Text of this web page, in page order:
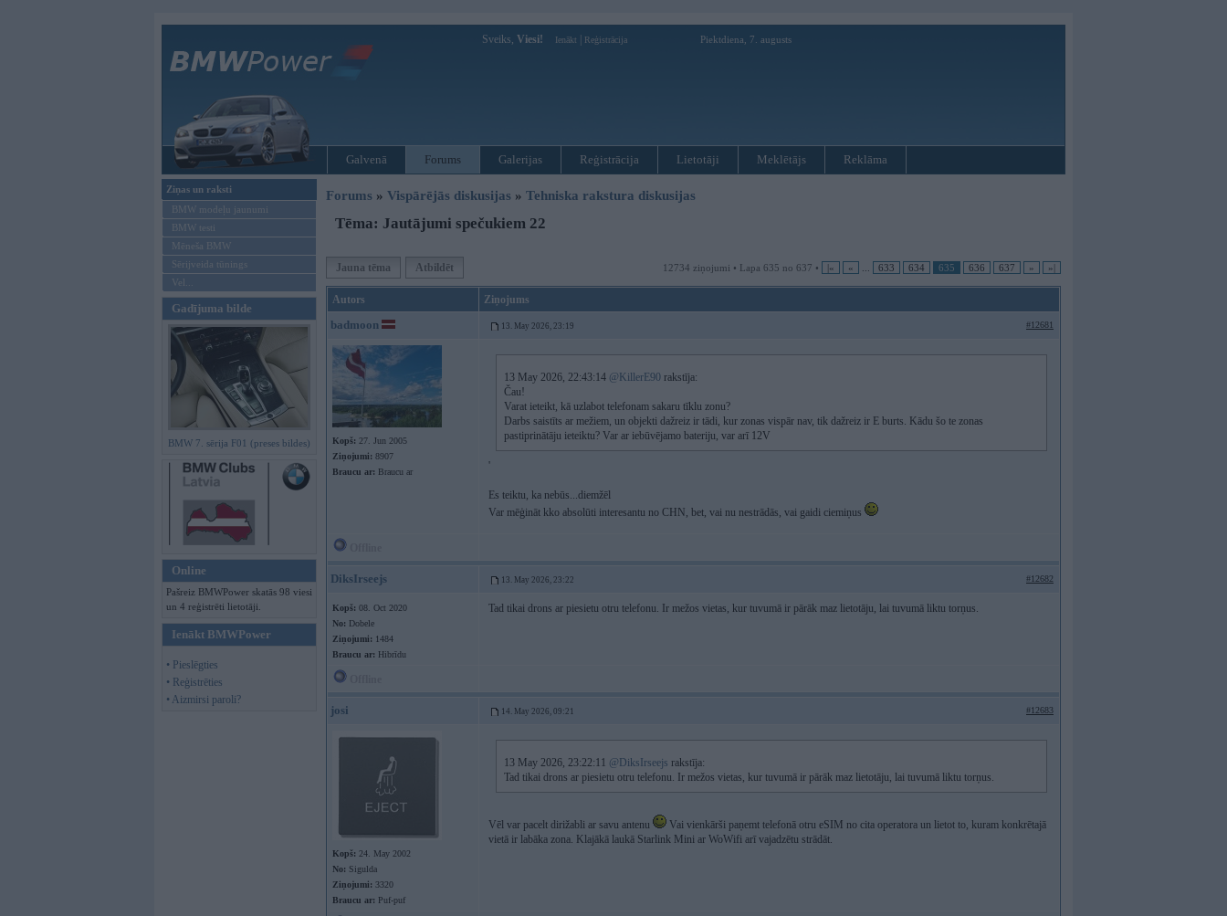
Sveiks, Viesi! Ienākt Reģistrācija Piektdiena, 7. augusts
Galvenā Forums Galerijas Reģistrācija Lietotāji Meklētājs Reklāma
Ziņas un raksti
BMW modeļu jaunumi
BMW testi
Mēneša BMW
Sērijveida tūnings
Vel...
Gadījuma bilde
BMW 7. sērija F01 (preses bildes)
Online
Pašreiz BMWPower skatās 98 viesi
un 4 reģistrēti lietotāji.
Ienākt BMWPower
• Pieslēgties
• Reģistrēties
• Aizmirsi paroli?
Forums » Vispārējās diskusijas » Tehniska rakstura diskusijas
Tēma: Jautājumi spečukiem 22
Jauna tēma Atbildēt 12734 ziņojumi • Lapa 635 no 637 • |« « 633 634 635 636 637 » »|
Autors Ziņojums
badmoon 13. May 2026, 23:19 #12681
Kopš: 27. Jun 2005
Ziņojumi: 8907
Braucu ar: Braucu ar
13 May 2026, 22:43:14 @KillerE90 rakstīja:
Čau!
Varat ieteikt, kā uzlabot telefonam sakaru tīklu zonu?
Darbs saistīts ar mežiem, un objekti dažreiz ir tādi, kur zonas vispār nav, tik dažreiz ir E burts. Kādu šo te zonas
pastiprinātāju ieteiktu? Var ar iebūvējamo bateriju, var arī 12V
'
Es teiktu, ka nebūs...diemžēl
Var mēģināt kko absolūti interesantu no CHN, bet, vai nu nestrādās, vai gaidi ciemiņus
DiksIrseejs 13. May 2026, 23:22 #12682
Kopš: 08. Oct 2020
No: Dobele
Ziņojumi: 1484
Braucu ar: Hibrīdu
Tad tikai drons ar piesietu otru telefonu. Ir mežos vietas, kur tuvumā ir pārāk maz lietotāju, lai tuvumā liktu torņus.
josi 14. May 2026, 09:21 #12683
Kopš: 24. May 2002
No: Sigulda
Ziņojumi: 3320
Braucu ar: Puf-puf
13 May 2026, 23:22:11 @DiksIrseejs rakstīja:
Tad tikai drons ar piesietu otru telefonu. Ir mežos vietas, kur tuvumā ir pārāk maz lietotāju, lai tuvumā liktu torņus.
Vēl var pacelt dirižabli ar savu antenu
Vai vienkārši paņemt telefonā otru eSIM no cita operatora un lietot to, kuram konkrētajā
vietā ir labāka zona. Klajākā laukā Starlink Mini ar WoWifi arī vajadzētu strādāt.